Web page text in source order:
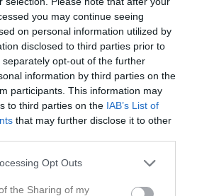
you may continue seeing
on personal information utilized by
disclosed to third parties prior to
opt-out of the further
information by third parties on the
participants. This information may
to third parties on the IAB’s List of
that may further disclose it to other
Opt Outs
the Sharing of my
för 11 dagar sedan 2
Visa fler nyheter